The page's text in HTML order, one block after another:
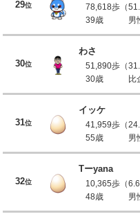
29位
78,618歩（
39歳
男
30位
わさ
51,890歩（
30歳
比
31位
イッケ
41,959歩（
55歳
男
32位
Tーyana
10,365歩（
48歳
男